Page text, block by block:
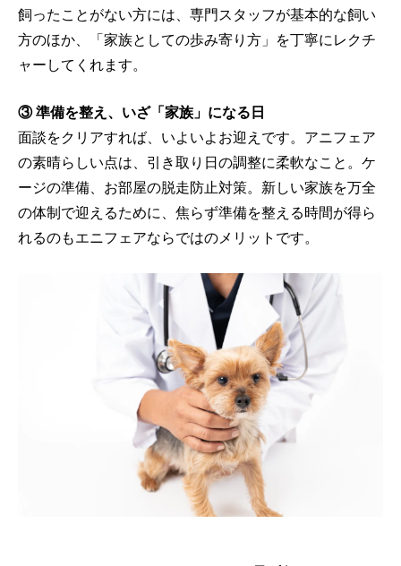
飼ったことがない方には、専門スタッフが基本的な飼い
方のほか、「家族としての歩み寄り方」を丁寧にレクチ
ャーしてくれます。
③ 準備を整え、いざ「家族」になる日
面談をクリアすれば、いよいよお迎えです。アニフェア
の素晴らしい点は、引き取り日の調整に柔軟なこと。ケ
ージの準備、お部屋の脱走防止対策。新しい家族を万全
の体制で迎えるために、焦らず準備を整える時間が得ら
れるのもエニフェアならではのメリットです。